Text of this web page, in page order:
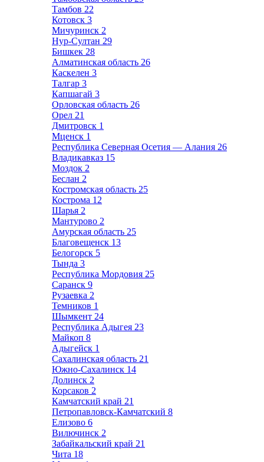
Тамбов 22
Котовск 3
Мичуринск 2
Нур-Султан 29
Бишкек 28
Алматинская область 26
Каскелен 3
Талгар 3
Капшагай 3
Орловская область 26
Орел 21
Дмитровск 1
Мценск 1
Республика Северная Осетия — Алания 26
Владикавказ 15
Моздок 2
Беслан 2
Костромская область 25
Кострома 12
Шарья 2
Мантурово 2
Амурская область 25
Благовещенск 13
Белогорск 5
Тында 3
Республика Мордовия 25
Саранск 9
Рузаевка 2
Темников 1
Шымкент 24
Республика Адыгея 23
Майкоп 8
Адыгейск 1
Сахалинская область 21
Южно-Сахалинск 14
Долинск 2
Корсаков 2
Камчатский край 21
Петропавловск-Камчатский 8
Елизово 6
Вилючинск 2
Забайкальский край 21
Чита 18